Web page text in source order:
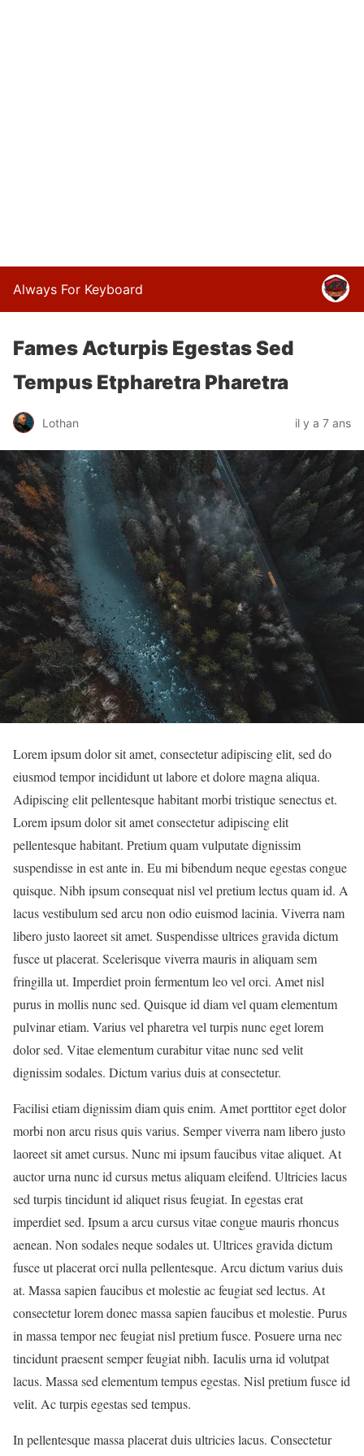
Always For Keyboard
Fames Acturpis Egestas Sed
Tempus Etpharetra Pharetra
Lothan il y a 7 ans
Lorem ipsum dolor sit amet, consectetur adipiscing elit, sed do
eiusmod tempor incididunt ut labore et dolore magna aliqua.
Adipiscing elit pellentesque habitant morbi tristique senectus et.
Lorem ipsum dolor sit amet consectetur adipiscing elit
pellentesque habitant. Pretium quam vulputate dignissim
suspendisse in est ante in. Eu mi bibendum neque egestas congue
quisque. Nibh ipsum consequat nisl vel pretium lectus quam id. A
lacus vestibulum sed arcu non odio euismod lacinia. Viverra nam
libero justo laoreet sit amet. Suspendisse ultrices gravida dictum
fusce ut placerat. Scelerisque viverra mauris in aliquam sem
fringilla ut. Imperdiet proin fermentum leo vel orci. Amet nisl
purus in mollis nunc sed. Quisque id diam vel quam elementum
pulvinar etiam. Varius vel pharetra vel turpis nunc eget lorem
dolor sed. Vitae elementum curabitur vitae nunc sed velit
dignissim sodales. Dictum varius duis at consectetur.
Facilisi etiam dignissim diam quis enim. Amet porttitor eget dolor
morbi non arcu risus quis varius. Semper viverra nam libero justo
laoreet sit amet cursus. Nunc mi ipsum faucibus vitae aliquet. At
auctor urna nunc id cursus metus aliquam eleifend. Ultricies lacus
sed turpis tincidunt id aliquet risus feugiat. In egestas erat
imperdiet sed. Ipsum a arcu cursus vitae congue mauris rhoncus
aenean. Non sodales neque sodales ut. Ultrices gravida dictum
fusce ut placerat orci nulla pellentesque. Arcu dictum varius duis
at. Massa sapien faucibus et molestie ac feugiat sed lectus. At
consectetur lorem donec massa sapien faucibus et molestie. Purus
in massa tempor nec feugiat nisl pretium fusce. Posuere urna nec
tincidunt praesent semper feugiat nibh. Iaculis urna id volutpat
lacus. Massa sed elementum tempus egestas. Nisl pretium fusce id
velit. Ac turpis egestas sed tempus.
In pellentesque massa placerat duis ultricies lacus. Consectetur